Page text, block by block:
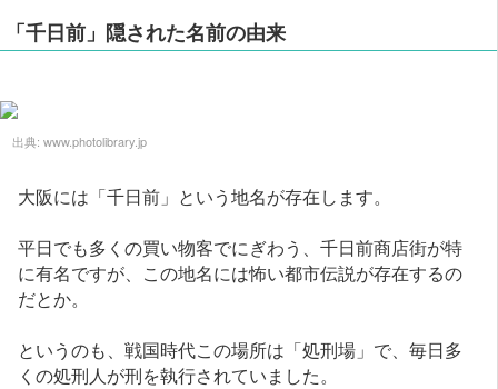
「千日前」隠された名前の由来
出典: www.photolibrary.jp
大阪には「千日前」という地名が存在します。
平日でも多くの買い物客でにぎわう、千日前商店街が特
に有名ですが、この地名には怖い都市伝説が存在するの
だとか。
というのも、戦国時代この場所は「処刑場」で、毎日多
くの処刑人が刑を執行されていました。